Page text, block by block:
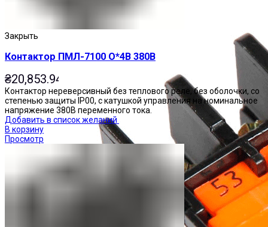
Закрыть
Контактор ПМЛ-7100 О*4В 380В
₴20,853.94
Контактор нереверсивный без теплового реле, без оболочки, со
степенью защиты IP00, с катушкой управления на номинальное
напряжение 380В переменного тока.
Добавить в список желаний
В корзину
Просмотр